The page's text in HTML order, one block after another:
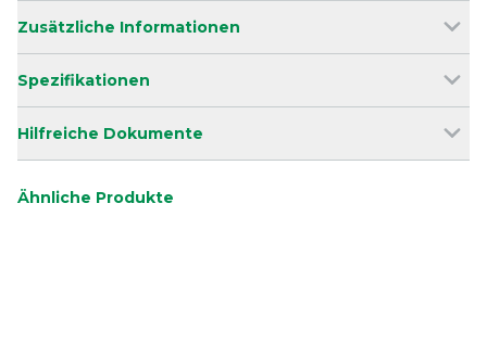
Zusätzliche Informationen
Spezifikationen
Hilfreiche Dokumente
Ähnliche Produkte